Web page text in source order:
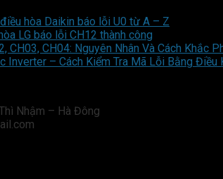
hòa Daikin báo lỗi U0 từ A – Z
LG báo lỗi CH12 thành công
CH03, CH04: Nguyên Nhân Và Cách Khắc
Inverter – Cách Kiểm Tra Mã Lỗi Bằng Điều
Nhậm – Hà Đông